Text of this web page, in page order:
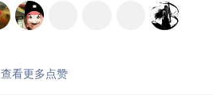
查看更多点赞